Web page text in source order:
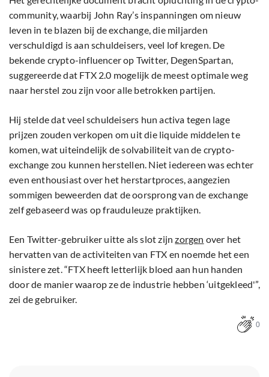
community, waarbij John Ray’s inspanningen om nieuw
leven in te blazen bij de exchange, die miljarden
verschuldigd is aan schuldeisers, veel lof kregen. De
bekende crypto-influencer op Twitter, DegenSpartan,
suggereerde dat FTX 2.0 mogelijk de meest optimale weg
naar herstel zou zijn voor alle betrokken partijen.
Hij stelde dat veel schuldeisers hun activa tegen lage
prijzen zouden verkopen om uit die liquide middelen te
komen, wat uiteindelijk de solvabiliteit van de crypto-
exchange zou kunnen herstellen. Niet iedereen was echter
even enthousiast over het herstartproces, aangezien
sommigen beweerden dat de oorsprong van de exchange
zelf gebaseerd was op frauduleuze praktijken.
Een Twitter-gebruiker uitte als slot zijnzorgen over het
hervatten van de activiteiten van FTX en noemde het een
sinistere zet. “FTX heeft letterlijk bloed aan hun handen
door de manier waarop ze de industrie hebben ‘uitgekleed'”,
zei de gebruiker.
0